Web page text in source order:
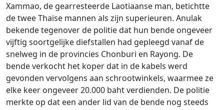
Xammao, de gearresteerde Laotiaanse man, betichtte
de twee Thaise mannen als zijn superieuren. Anulak
bekende tegenover de politie dat hun bende ongeveer
vijftig soortgelijke diefstallen had gepleegd vanaf de
snelweg in de provincies Chonburi en Rayong. De
bende verkocht het koper dat in de kabels werd
gevonden vervolgens aan schrootwinkels, waarmee ze
elke keer ongeveer 20.000 baht verdienden. De politie
merkte op dat een ander lid van de bende nog steeds